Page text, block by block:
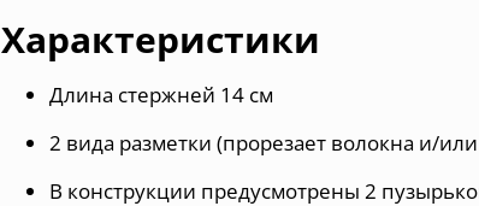
Характеристики
Длина стержней 14 см
2 вида разметки (прорезает волокна и/
В конструкции предусмотрены 2